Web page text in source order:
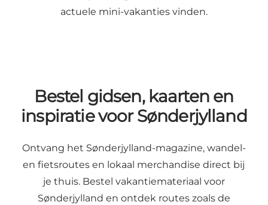
actuele mini-vakanties vinden.
Bestel gidsen, kaarten en
inspiratie voor Sønderjylland
Ontvang het Sønderjylland-magazine, wandel-
en fietsroutes en lokaal merchandise direct bij
je thuis. Bestel vakantiemateriaal voor
Sønderjylland en ontdek routes zoals de